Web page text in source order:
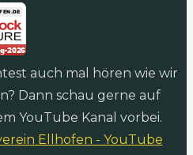
auch mal hören wie wir
Dann schau gerne auf
YouTube Kanal vorbei.
Ellhofen - YouTube